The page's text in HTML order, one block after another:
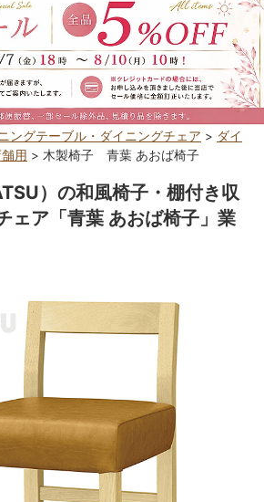
ングテーブル・ダイニングチェア > ダイ
用 > 木製椅子 青葉 あおば椅子
）の和風椅子・棚付き収
ェア「青葉 あおば椅子」業